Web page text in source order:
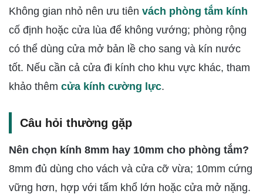
Không gian nhỏ nên ưu tiên vách phòng tắm kính
cố định hoặc cửa lùa để không vướng; phòng rộng
có thể dùng cửa mở bản lề cho sang và kín nước
tốt. Nếu cần cả cửa đi kính cho khu vực khác, tham
khảo thêm cửa kính cường lực.
Câu hỏi thường gặp
Nên chọn kính 8mm hay 10mm cho phòng tắm?
8mm đủ dùng cho vách và cửa cỡ vừa; 10mm cứng
vững hơn, hợp với tấm khổ lớn hoặc cửa mở nặng.